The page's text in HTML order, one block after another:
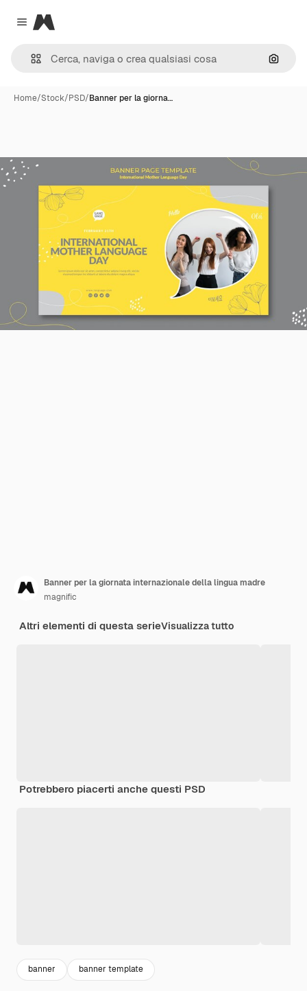
Close menu
Magnific
Cerca
Home/Stock/PSD/Banner per la giorna…
Banner per la giornata internazionale della lingua madre
magnific
Altri elementi di questa serieVisualizza tutto
Potrebbero piacerti anche questi PSD
banner banner template